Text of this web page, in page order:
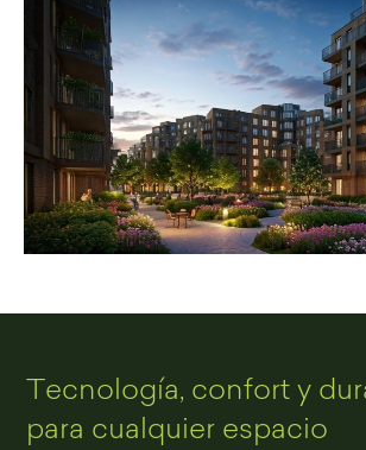
Tecnología, confort y
para cualquier espacio